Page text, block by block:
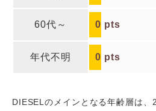
60代～ 0 pts
年代不明 0 pts
DIESELのメインとなる年齢層は